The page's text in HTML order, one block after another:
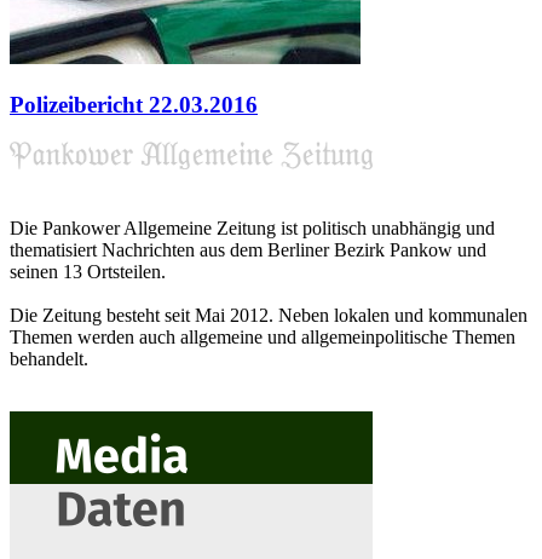
Polizeibericht 22.03.2016
Die Pankower Allgemeine Zeitung ist politisch unabhängig und
thematisiert Nachrichten aus dem Berliner Bezirk Pankow und
seinen 13 Ortsteilen.
Die Zeitung besteht seit Mai 2012. Neben lokalen und kommunalen
Themen werden auch allgemeine und allgemeinpolitische Themen
behandelt.